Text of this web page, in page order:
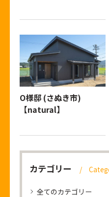
O様邸 (さぬき市)
【natural】
カテゴリー
全てのカテゴリー